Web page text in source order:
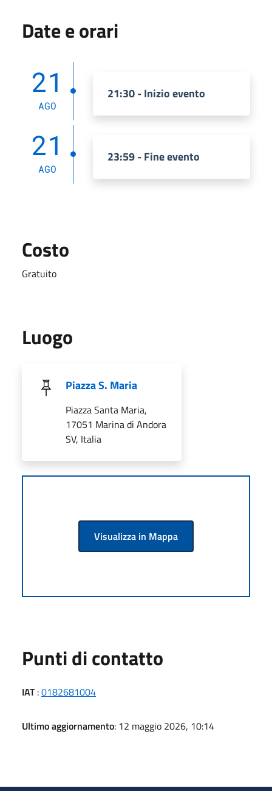
Date e orari
21
AGO
21:30 - Inizio evento
21
AGO
23:59 - Fine evento
Costo
Gratuito
Luogo
Piazza S. Maria
Piazza Santa Maria,
17051 Marina di Andora
SV, Italia
Visualizza in Mappa
Punti di contatto
IAT:0182681004
Ultimo aggiornamento: 12 maggio 2026, 10:14